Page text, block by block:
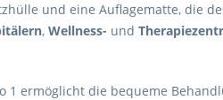
und eine Auflagematte, die
, Wellness- und
1 ermöglicht die bequeme